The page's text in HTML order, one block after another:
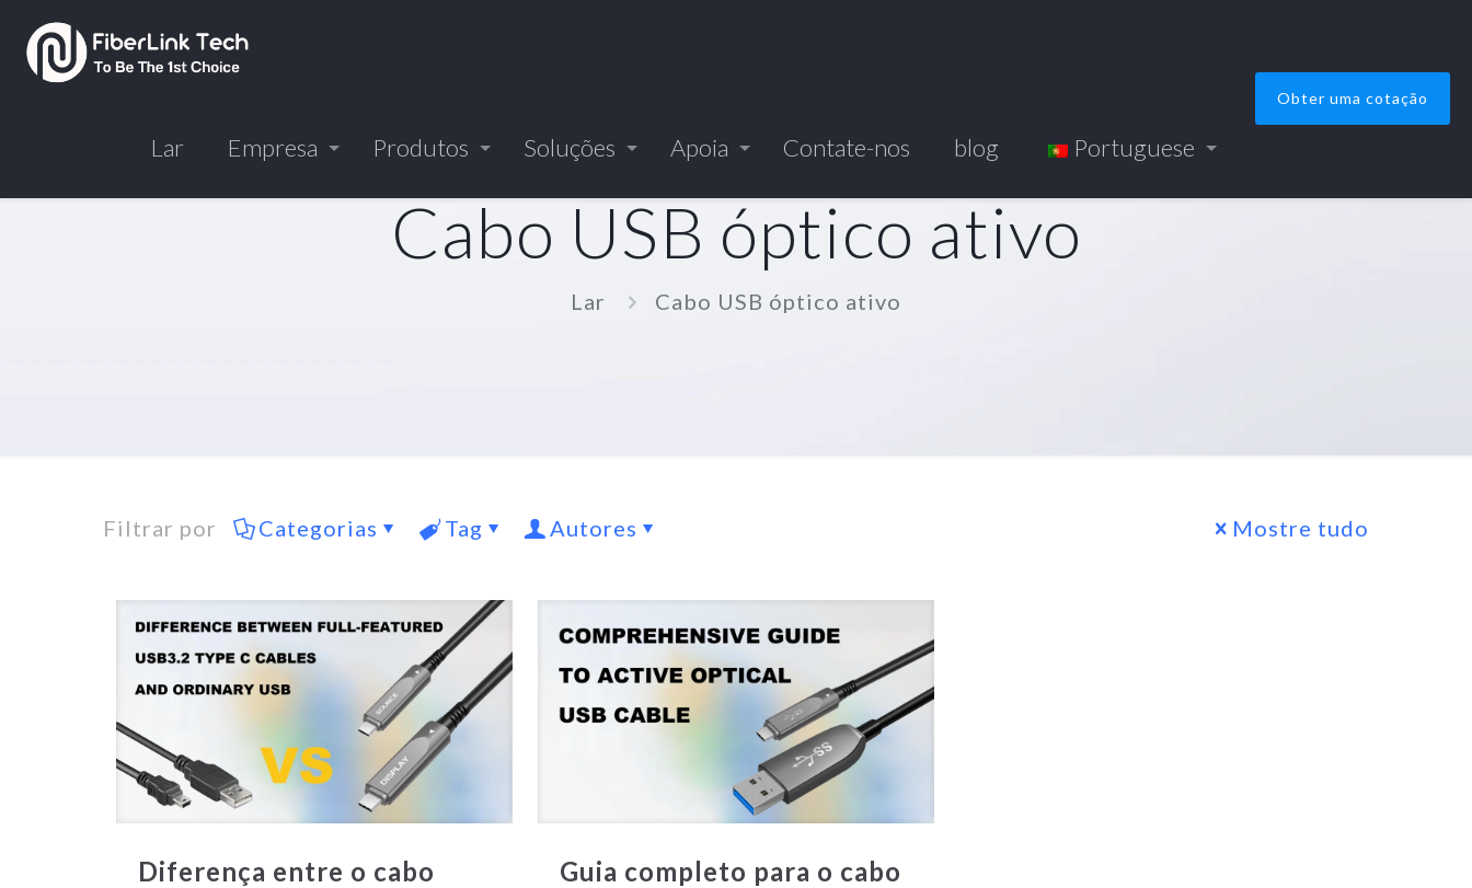
Lar Empresa Produtos Soluções Apoia Contate-nos blog Portuguese
Obter uma cotação
Cabo USB óptico ativo
Lar Cabo USB óptico ativo
Filtrar por Categorias Tag Autores Mostre tudo
Diferença entre o cabo
Guia completo para o cabo